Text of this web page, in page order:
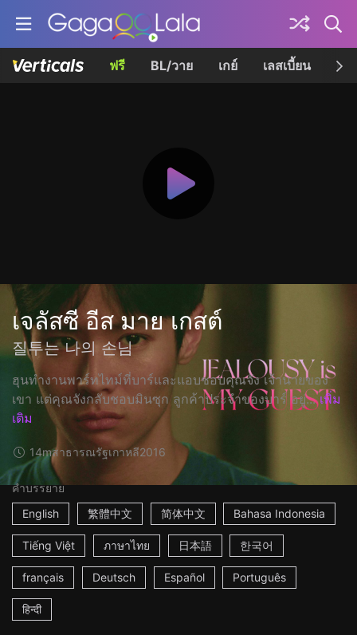
ฟรี BL/วาย เกย์ เลสเบี้ยน เค
เจลัสซี อีส มาย เกสต์
질투는 나의 손님
ฮุนทำงานพาร์ทไทม์ที่บาร์และแอบชอบคุณจัง เจ้านายของ
เขา แต่คุณจังกลับชอบมินซุก ลูกค้าประจำของบาร์ อยู่... เพิ่ม
เติม
14mสาธารณรัฐเกาหลี2016
คำบรรยาย
English
繁體中文 简体中文 Bahasa Indonesia
Tiếng Việt ภาษาไทย 日本語 한국어
français Deutsch Español Português
हिन्दी